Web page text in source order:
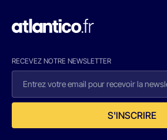
RECEVEZ NOTRE NEWSLETTER
S'INSCRIRE